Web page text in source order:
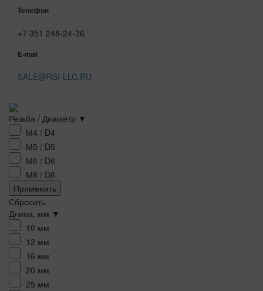
Телефон
+7 351 248-24-36
E-mail
SALE@RSI-LLC.RU
Резьба / Диаметр ▼
М4 / D4
М5 / D5
М6 / D6
М8 / D8
Применить
Сбросить
Длина, мм ▼
10 мм
12 мм
16 мм
20 мм
25 мм